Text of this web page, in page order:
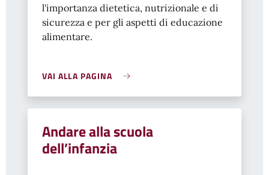
l'importanza dietetica, nutrizionale e di
sicurezza e per gli aspetti di educazione
alimentare.
VAI ALLA PAGINA
Andare alla scuola
dell’infanzia